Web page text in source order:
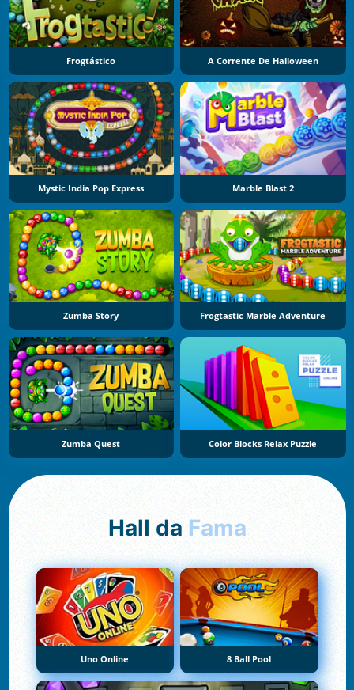
Frogtástico A Corrente De Halloween
Mystic India Pop Express Marble Blast 2
Zumba Story Frogtastic Marble Adventure
Zumba Quest Color Blocks Relax Puzzle
Hall da Fama
Uno Online 8 Ball Pool